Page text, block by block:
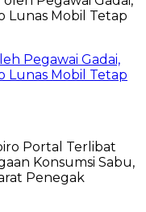
Pegawai Gadai,
Lunas Mobil Tetap